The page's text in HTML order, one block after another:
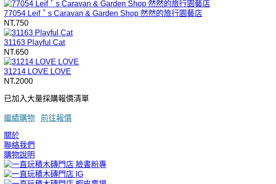
77054 Leif＇s Caravan & Garden Shop 然然的旅行園藝店
NT.750
31163 Playful Cat
NT.650
31214 LOVE LOVE
NT.2000
已加入大量採購報價清單
繼續購物 前往報價
關於
聯絡我們
購物說明